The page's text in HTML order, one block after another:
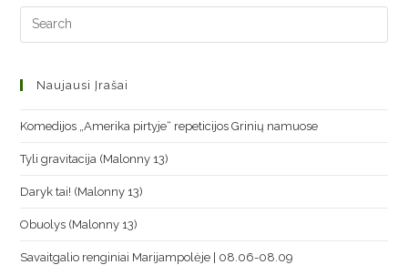
Naujausi Įrašai
Komedijos „Amerika pirtyje“ repeticijos Grinių namuose
Tyli gravitacija (Malonny 13)
Daryk tai! (Malonny 13)
Obuolys (Malonny 13)
Savaitgalio renginiai Marijampolėje | 08.06-08.09